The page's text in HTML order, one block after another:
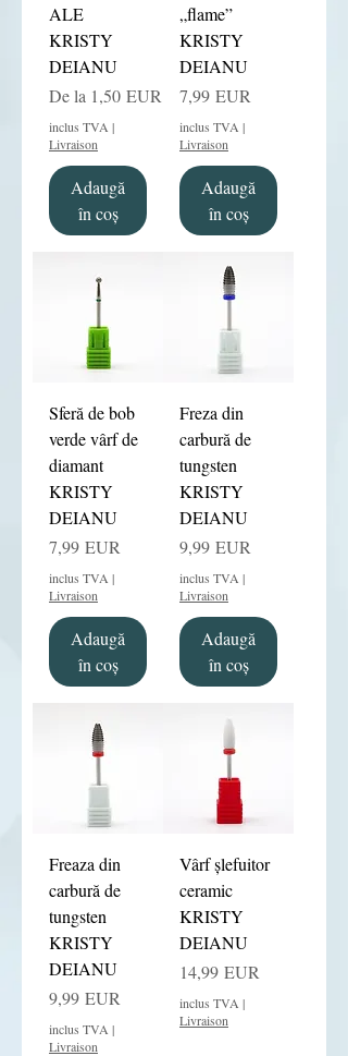
ALE
KRISTY
DEIANU
De la 1,50 EUR
Preț redus
inclus TVA |
Livraison
Adaugă
în coș
„flame”
KRISTY
DEIANU
Preț
7,99 EUR
inclus TVA |
Livraison
Adaugă
în coș
Sferă de bob
verde vârf de
diamant
KRISTY
DEIANU
Preț
7,99 EUR
inclus TVA |
Livraison
Adaugă
în coș
Freza din
carbură de
tungsten
KRISTY
DEIANU
Preț
9,99 EUR
inclus TVA |
Livraison
Adaugă
în coș
Freaza din
carbură de
tungsten
KRISTY
DEIANU
Preț
9,99 EUR
inclus TVA |
Livraison
Vârf șlefuitor
ceramic
KRISTY
DEIANU
Preț
14,99 EUR
inclus TVA |
Livraison